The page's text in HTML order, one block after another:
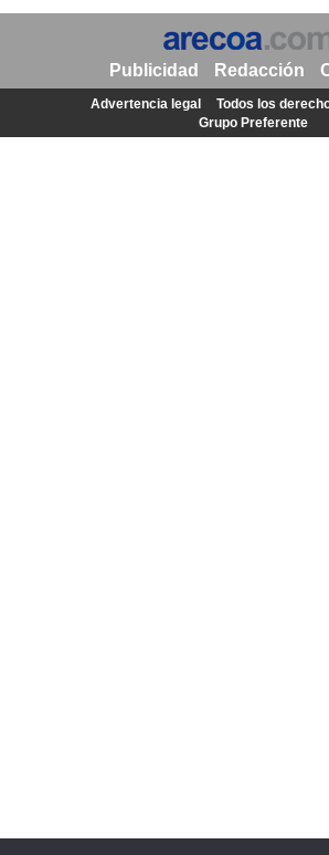
Publicidad Redacción
Advertencia legal
Todos los
Grupo Preferente